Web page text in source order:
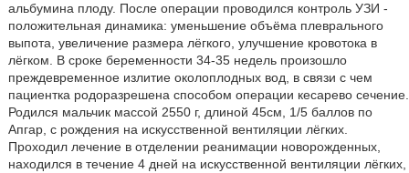
альбумина плоду. После операции проводился контроль УЗИ -
положительная динамика: уменьшение объёма плеврального
выпота, увеличение размера лёгкого, улучшение кровотока в
лёгком. В сроке беременности 34-35 недель произошло
преждевременное излитие околоплодных вод, в связи с чем
пациентка родоразрешена способом операции кесарево сечение.
Родился мальчик массой 2550 г, длиной 45см, 1/5 баллов по
Апгар, с рождения на искусственной вентиляции лёгких.
Проходил лечение в отделении реанимации новорожденных,
находился в течение 4 дней на искусственной вентиляции лёгких,